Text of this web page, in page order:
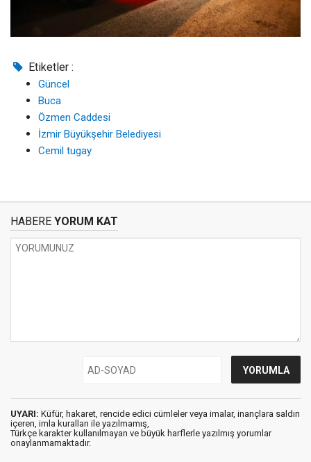
Etiketler :
Güncel
Buca
Özmen Caddesi
İzmir Büyükşehir Belediyesi
Cemil tugay
HABERE YORUM KAT
UYARI: Küfür, hakaret, rencide edici cümleler veya imalar, inançlara saldırı
içeren, imla kuralları ile yazılmamış,
Türkçe karakter kullanılmayan ve büyük harflerle yazılmış yorumlar
onaylanmamaktadır.